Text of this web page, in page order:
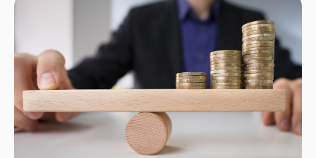
경쟁 없이 수년간 백신을 판매할 수 있는 독점 권리를 부여한다. 코로나19
백신 시장은 초기 예상했던 것보다 훨씬 크게 성장하고 있다. 1,2차 접종에
이어 3차 부스터샷까지 가고 있다. 4차 부스터샷을 접종하는 나라도 생겼다.
코로나19가 종식되지 않는 한 매년 이런 사이클이 반복될 전망이다. 화이자와
모더나는 2021년 9개월 동안 백신으로 350억 달러 매출을 기록했다.
분석가들은 두 회사가 2022년에 520억 달러 이상 매출을 올릴 것으로
추정한다. 화이자, 바이오앤텍, 모더나는 부분적으로 다른 곳에서 수행한
연구에 기반해 백신을 개발했다. 이미 백신 판매와 관련해 로열티를 지불하고
있다. 바이오앤텍과 모더나는 펜실베니아 대학 과학자들이 수행한 메신저
RNA 연구에 대한 특허를 라이선스했다. 바이오앤텍은 연방정부로부터 특허를
라이선스했다. 화이자는 이에 대한 하위 라이선스를 보유했다. 모더나는 9개월